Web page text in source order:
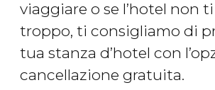
viaggiare o se l’hotel non
troppo, ti consigliamo di
tua stanza d’hotel con
cancellazione gratuita.